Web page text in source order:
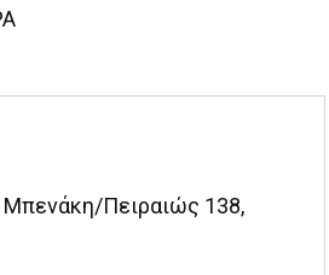
Πειραιώς 138,